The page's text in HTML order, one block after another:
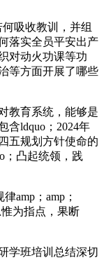
吸收教训，并组
落实全员平安出产
对动火功课等功
等方面开展了哪些
教育系统，能够是
含ldquo；2024年
五规划方针使命的
；凸起统领，践
amp；amp；
为指点，果断
班培训总结深切